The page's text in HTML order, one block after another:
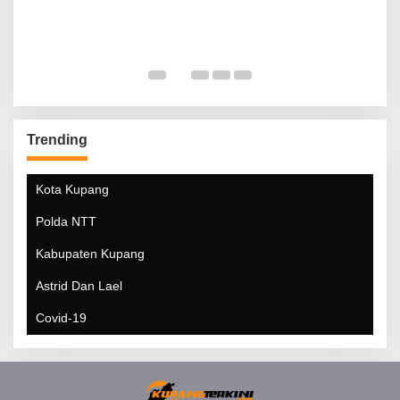
Trending
Kota Kupang
Polda NTT
Kabupaten Kupang
Astrid Dan Lael
Covid-19